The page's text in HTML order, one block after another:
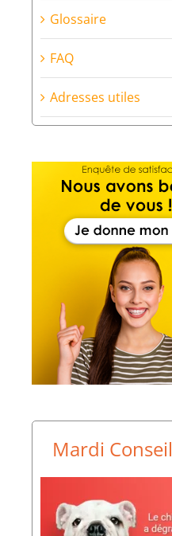
Glossaire
FAQ
Adresses utiles
Mardi Conseil